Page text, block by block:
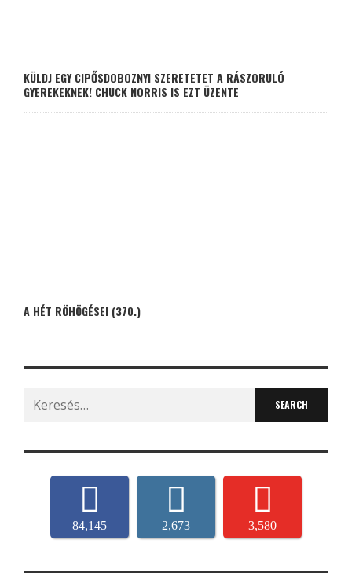
KÜLDJ EGY CIPŐSDOBOZNYI SZERETETET A RÁSZORULÓ
GYEREKEKNEK! CHUCK NORRIS IS EZT ÜZENTE
A HÉT RÖHÖGÉSEI (370.)
Search
for:
84,145 2,673 3,580